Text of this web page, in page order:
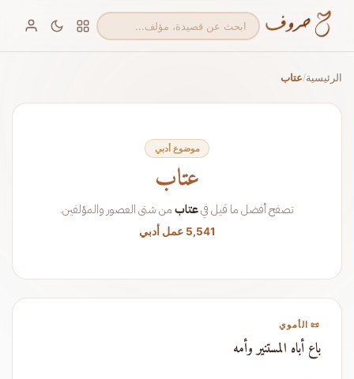
الرئيسية/عتاب
موضوع أدبي
عتاب
تصفح أفضل ما قيل فيعتابمن شتى العصور والمؤلفين.
5,541 عمل أدبي
📜 الأموي
باع أباه المستنير وأمه